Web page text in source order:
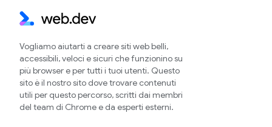
Vogliamo aiutarti a creare siti web belli,
accessibili, veloci e sicuri che funzionino su
più browser e per tutti i tuoi utenti. Questo
sito è il nostro sito dove trovare contenuti
utili per questo percorso, scritti dai membri
del team di Chrome e da esperti esterni.